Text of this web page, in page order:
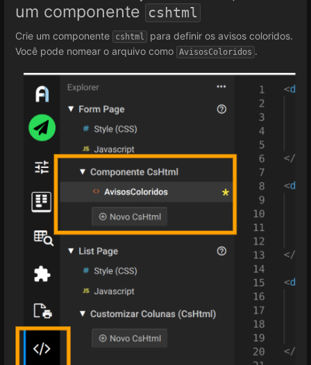
um componente
cshtml
Crie um componente cshtml
para definir os avisos coloridos.
Você pode nomear o arquivo como AvisosColoridos .